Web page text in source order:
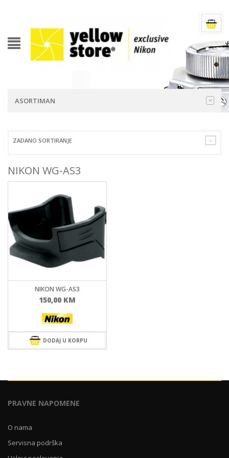
ASORTIMAN
ZADANO SORTIRANJE
NIKON WG-AS3
NIKON WG-AS3
150,00 KM
DODAJ U KORPU
PRAVNE NAPOMENE
O nama
Servisna podrška